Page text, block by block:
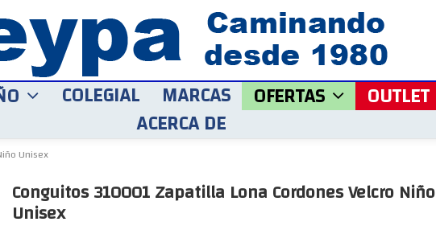
COLEGIAL MARCAS OFERTAS OUTLET
ACERCA DE
Unisex
Conguitos 310001 Zapatilla Lona Cordones Velcro Niño
Unisex